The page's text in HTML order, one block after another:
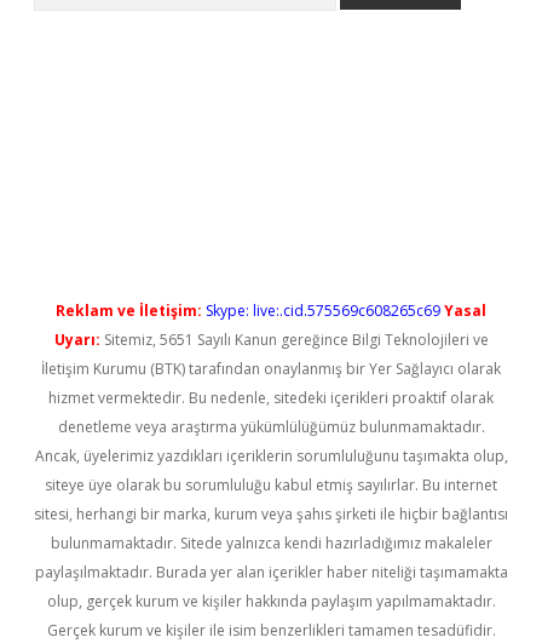
Reklam ve İletişim: Skype: live:.cid.575569c608265c69Yasal
Uyarı: Sitemiz, 5651 Sayılı Kanun gereğince Bilgi Teknolojileri ve
İletişim Kurumu (BTK) tarafından onaylanmış bir Yer Sağlayıcı olarak
hizmet vermektedir. Bu nedenle, sitedeki içerikleri proaktif olarak
denetleme veya araştırma yükümlülüğümüz bulunmamaktadır.
Ancak, üyelerimiz yazdıkları içeriklerin sorumluluğunu taşımakta olup,
siteye üye olarak bu sorumluluğu kabul etmiş sayılırlar. Bu internet
sitesi, herhangi bir marka, kurum veya şahıs şirketi ile hiçbir bağlantısı
bulunmamaktadır. Sitede yalnızca kendi hazırladığımız makaleler
paylaşılmaktadır. Burada yer alan içerikler haber niteliği taşımamakta
olup, gerçek kurum ve kişiler hakkında paylaşım yapılmamaktadır.
Gerçek kurum ve kişiler ile isim benzerlikleri tamamen tesadüfidir.